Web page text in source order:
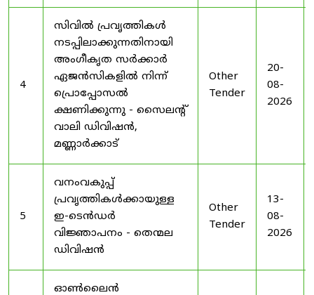
4
സിവിൽ പ്രവൃത്തികൾ
നടപ്പിലാക്കുന്നതിനായി
അംഗീകൃത സർക്കാർ
ഏജൻസികളിൽ നിന്ന്
പ്രൊപ്പോസൽ
ക്ഷണിക്കുന്നു - സൈലന്റ്
വാലി ഡിവിഷൻ,
മണ്ണാർക്കാട്
Other
Tender
20-
08-
2026
5
വനംവകുപ്പ്
പ്രവൃത്തികൾക്കായുള്ള
ഇ-ടെൻഡർ
വിജ്ഞാപനം - തെന്മല
ഡിവിഷൻ
Other
Tender
13-
08-
2026
ഓൺലൈൻ